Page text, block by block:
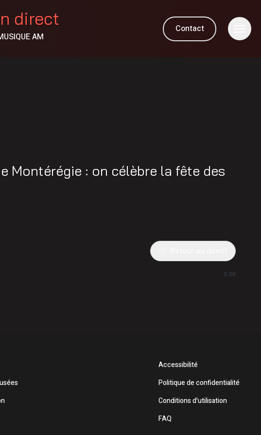
direct
AM
Contact
Montérégie : on célèbre la fête des
5:00
Accessibilité
Politique de confidentialité
Conditions d'utilisation
FAQ